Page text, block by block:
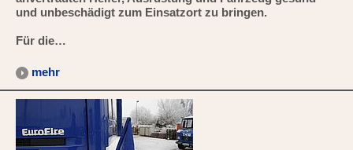
und unbeschädigt zum Einsatzort zu bringen.
Für die…
mehr